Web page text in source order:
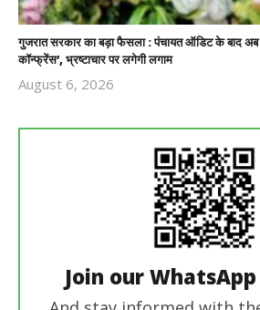
गुजरात सरकार का बड़ा फैसला : पंचायत ऑडिट के बाद अब
कॉन्फ्रेंस’, भ्रष्टाचार पर लगेगी लगाम
August 6, 2026
Join our